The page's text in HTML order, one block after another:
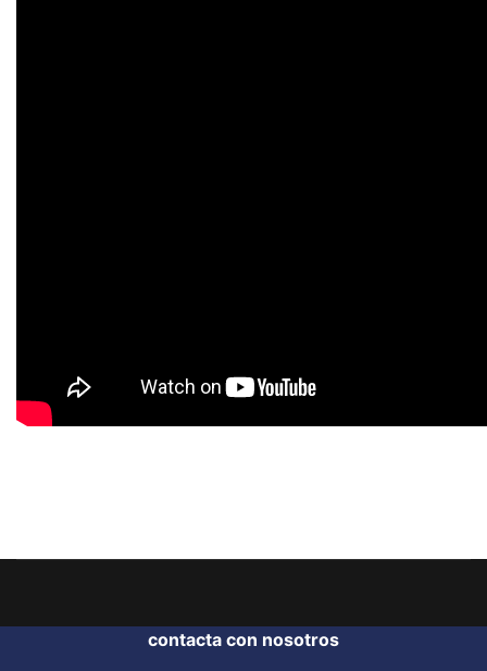
contacta con nosotros